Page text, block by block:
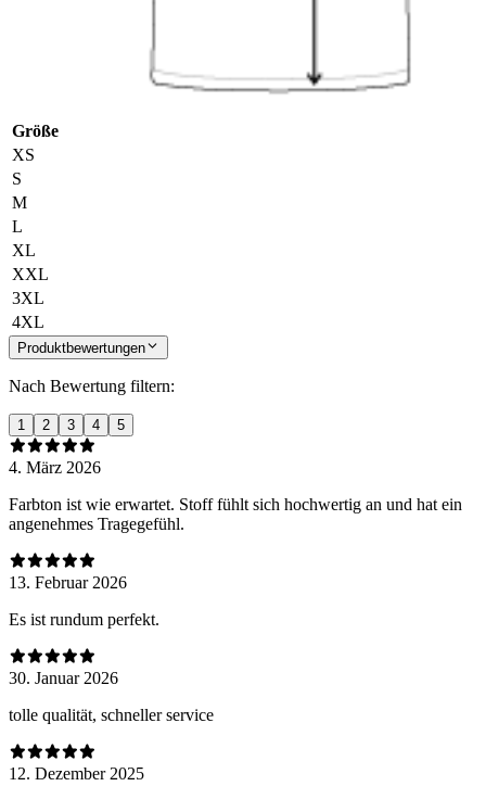
Größe
XS
S
M
L
XL
XXL
3XL
4XL
Produktbewertungen
Nach Bewertung filtern:
1 2 3 4 5
4. März 2026
Farbton ist wie erwartet. Stoff fühlt sich hochwertig an und hat ein
angenehmes Tragegefühl.
13. Februar 2026
Es ist rundum perfekt.
30. Januar 2026
tolle qualität, schneller service
12. Dezember 2025